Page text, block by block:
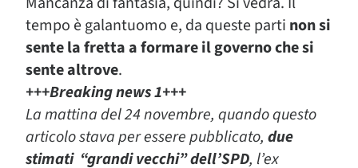
tempo è galantuomo e, da queste parti non si
sente la fretta a formare il governo che si
sente altrove.
+++Breaking news 1+++
La mattina del 24 novembre, quando questo
articolo stava per essere pubblicato, due
stimati “grandi vecchi” dell’SPD, l’ex